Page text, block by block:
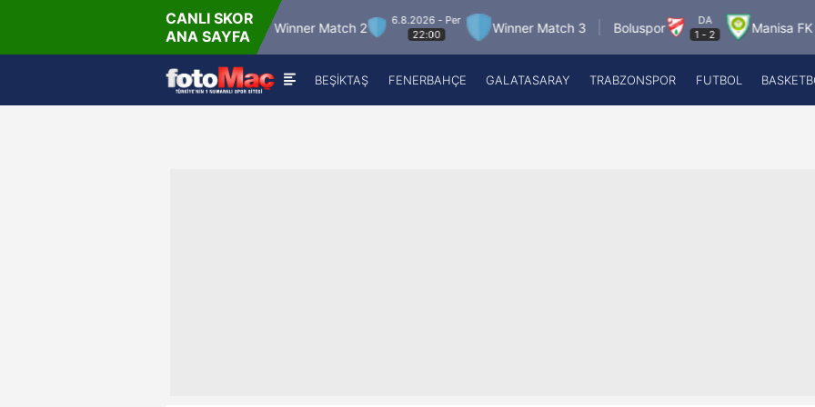
CANLI SKOR
ANA SAYFA
Winner Match 12 Winner Match 2
6.8.2026 - Per
22:00
Winner Match 3 Boluspor
1-2 Manisa FK
BEŞİKTAŞ FENERBAHÇE GALATASARAY TRABZONSPOR FUTBOL